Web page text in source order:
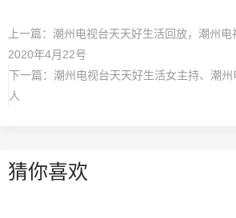
上一篇： 潮州电视台天天好生活回放，潮州
2020年4月22号
下一篇： 潮州电视台天天好生活女主持、潮
人
猜你喜欢